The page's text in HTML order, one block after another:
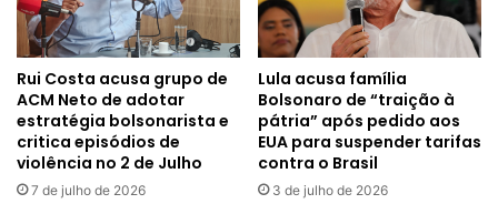
Rui Costa acusa grupo de
ACM Neto de adotar
estratégia bolsonarista e
critica episódios de
violência no 2 de Julho
7 de julho de 2026
Lula acusa família
Bolsonaro de “traição à
pátria” após pedido aos
EUA para suspender tarifas
contra o Brasil
3 de julho de 2026